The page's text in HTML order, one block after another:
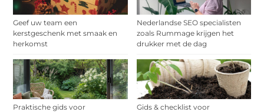
Geef uw team een
kerstgeschenk met smaak en
herkomst
Nederlandse SEO specialisten
zoals Rummage krijgen het
drukker met de dag
Praktische gids voor
Gids & checklist voor